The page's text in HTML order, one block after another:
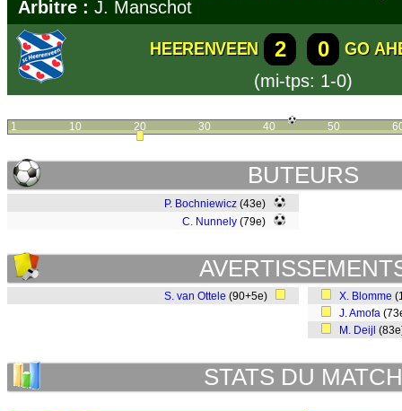
Arbitre : J. Manschot
HEERENVEEN 2 0
GO
(mi-tps: 1-0)
1 10 20 30 40 50
BUTEURS
P. Bochniewicz (43e)
C. Nunnely (79e)
S. van Ottele (90+5e) X. Blomme
J. Amofa
M. Deijl
STATS DU MATCH